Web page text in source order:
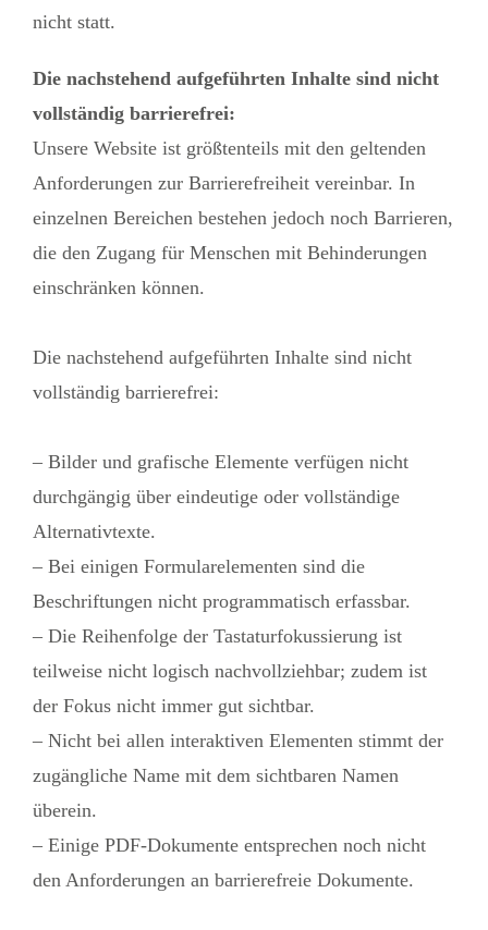
nicht statt.
Die nachstehend aufgeführten Inhalte sind nicht
vollständig barrierefrei:
Unsere Website ist größtenteils mit den geltenden
Anforderungen zur Barrierefreiheit vereinbar. In
einzelnen Bereichen bestehen jedoch noch Barrieren,
die den Zugang für Menschen mit Behinderungen
einschränken können.
Die nachstehend aufgeführten Inhalte sind nicht
vollständig barrierefrei:
– Bilder und grafische Elemente verfügen nicht
durchgängig über eindeutige oder vollständige
Alternativtexte.
– Bei einigen Formularelementen sind die
Beschriftungen nicht programmatisch erfassbar.
– Die Reihenfolge der Tastaturfokussierung ist
teilweise nicht logisch nachvollziehbar; zudem ist
der Fokus nicht immer gut sichtbar.
– Nicht bei allen interaktiven Elementen stimmt der
zugängliche Name mit dem sichtbaren Namen
überein.
– Einige PDF-Dokumente entsprechen noch nicht
den Anforderungen an barrierefreie Dokumente.